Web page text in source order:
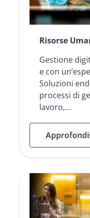
Risorse
Gestione
e con
Soluzioni
processi di
lavoro,…
: Risorse